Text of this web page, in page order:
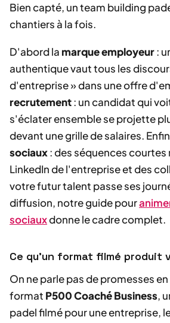
Bien capté, un team building
chantiers à la fois.
D'abord la marque employeur:
authentique vaut tous les
d'entreprise » dans une offre
recrutement: un candidat qui
s'éclater ensemble se projette
devant une grille de salaires.
sociaux: des séquences courtes
LinkedIn de l'entreprise et des
votre futur talent passe ses
diffusion, notre guide pour
sociauxdonne le cadre complet.
Ce qu'un format filmé produit
On ne parle pas de promesses
format P500 Coaché Business,
padel filmé pour une entreprise,